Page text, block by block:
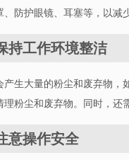
、防护眼镜、耳塞等，以减
持工作环境整洁
产生大量的粉尘和废弃物，
理粉尘和废弃物。同时，还
意操作安全